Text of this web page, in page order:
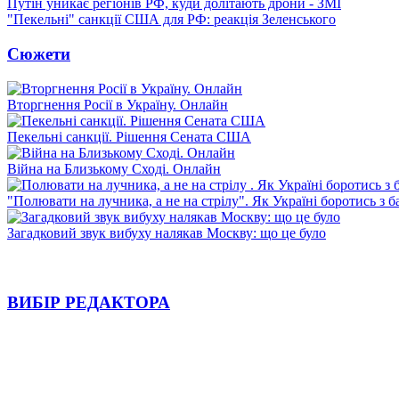
Путін уникає регіонів РФ, куди долітають дрони - ЗМІ
"Пекельні" санкції США для РФ: реакція Зеленського
Сюжети
Вторгнення Росії в Україну. Онлайн
Пекельні санкції. Рішення Сената США
Війна на Близькому Сході. Онлайн
"Полювати на лучника, а не на стрілу". Як Україні боротись з
Загадковий звук вибуху налякав Москву: що це було
ВИБІР РЕДАКТОРА